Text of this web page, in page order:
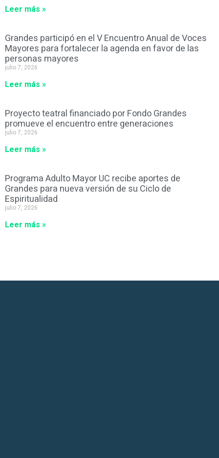
Leer más »
Grandes participó en el V Encuentro Anual de Voces
Mayores para fortalecer la agenda en favor de las
personas mayores
julio 7, 2026
Leer más »
Proyecto teatral financiado por Fondo Grandes
promueve el encuentro entre generaciones
julio 7, 2026
Leer más »
Programa Adulto Mayor UC recibe aportes de
Grandes para nueva versión de su Ciclo de
Espiritualidad
julio 7, 2026
Leer más »